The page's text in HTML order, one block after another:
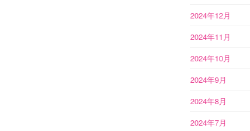
2024年12月
2024年11月
2024年10月
2024年9月
2024年8月
2024年7月